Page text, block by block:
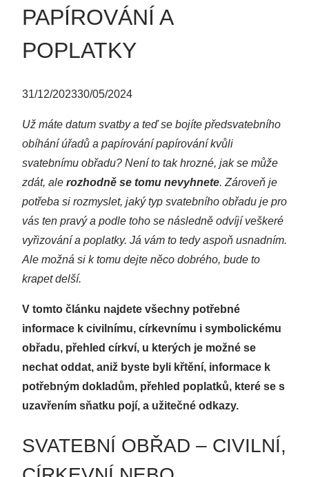
PAPÍROVÁNÍ A
POPLATKY
31/12/202330/05/2024
Už máte datum svatby a teď se bojíte předsvatebního
obíhání úřadů a papírování papírování kvůli
svatebnímu obřadu? Není to tak hrozné, jak se může
zdát, ale rozhodně se tomu nevyhnete. Zároveň je
potřeba si rozmyslet, jaký typ svatebního obřadu je pro
vás ten pravý a podle toho se následně odvíjí veškeré
vyřizování a poplatky. Já vám to tedy aspoň usnadním.
Ale možná si k tomu dejte něco dobrého, bude to
krapet delší.
V tomto článku najdete všechny potřebné
informace k civilnímu, církevnímu i symbolickému
obřadu, přehled církví, u kterých je možné se
nechat oddat, aniž byste byli křtění, informace k
potřebným dokladům, přehled poplatků, které se s
uzavřením sňatku pojí, a užitečné odkazy.
SVATEBNÍ OBŘAD – CIVILNÍ,